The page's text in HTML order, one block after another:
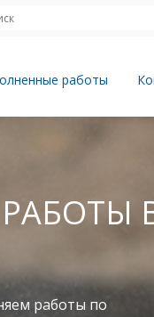
работы
работы по